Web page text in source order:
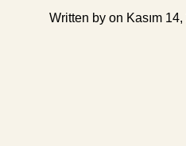
Written by on Kasım